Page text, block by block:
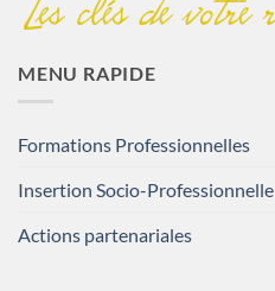
MENU RAPIDE
Formations Professionnelles
Insertion Socio-Professionnelle
Actions partenariales